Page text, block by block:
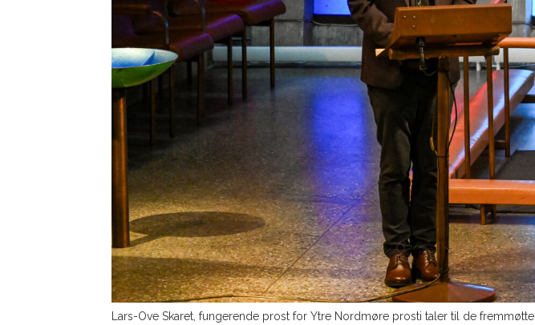
Lars-Ove Skaret, fungerende prost for Ytre Nordmøre prosti taler til de fremmøtte.